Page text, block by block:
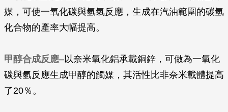
媒，可使一氧化碳與氫氣反應，生成在汽油範圍的碳氫
化合物的產率大幅提高。
甲醇合成反應–以奈米氧化鋁承載銅鋅，可做為一氧化
碳與氫反應生成甲醇的觸媒，其活性比非奈米載體提高
了20％。